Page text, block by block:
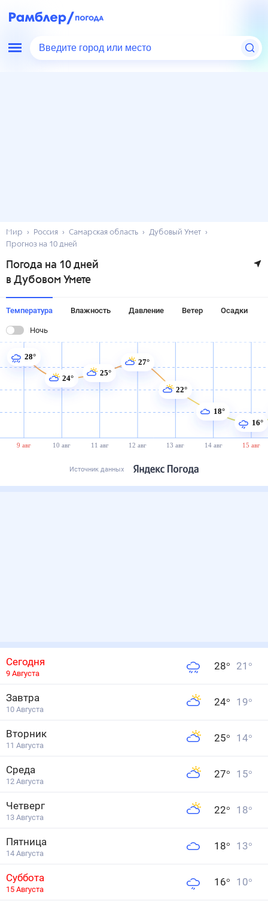
Введите город или место
Мир Россия Самарская область
Дубовый Умет
Прогноз на 10 дней
Погода на 10 дней
в Дубовом Умете
Температура Влажность Давление Ветер Осадки
Ночь
9 авг 10 авг 11 авг 12 авг 13 авг 14 авг 15 авг
28°
24°
25°
27°
22°
18°
16°
Источник данных
Сегодня
9 Августа
28° 21 °
Завтра
10 Августа
24° 19°
Вторник
11 Августа
25° 14°
Среда
12 Августа
27° 15°
Четверг
13 Августа
22° 18°
Пятница
14 Августа
18° 13°
Суббота
15 Августа
16° 10°